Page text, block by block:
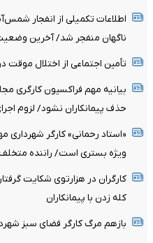
اطلاعات تکمیلی از انفجار
ناگهان منفجر شد/ آخرین
تأمین اجتماعی از اختلال موقت
بیانیه مهم فراکسیون کارگری
حذف پیمانکاران نشود/ لزوم
«استاد رحمانی» کارگر
ویژه بستری است/ راننده متخلف دختری ۱۱
کارگران در هزارتوی شکایت
کله زدن با پیمانکاران
بازهم مرگ کارگر فضای سبز